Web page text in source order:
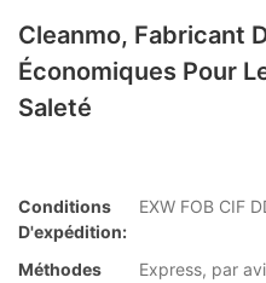
Cleanmo, Fabricant
Économiques Pour
Saleté
Conditions
D'expédition:
EXW FOB CIF
Méthodes
Express, par